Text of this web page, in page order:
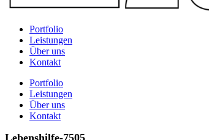
Portfolio
Leistungen
Über uns
Kontakt
Portfolio
Leistungen
Über uns
Kontakt
Lebenshilfe-7505